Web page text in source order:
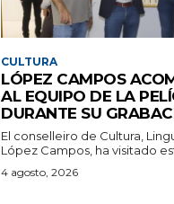
CULTURA
LÓPEZ CAMPOS
AL EQUIPO DE LA
DURANTE SU
El conselleiro de Cultura,
López Campos, ha visitado
4 agosto, 2026